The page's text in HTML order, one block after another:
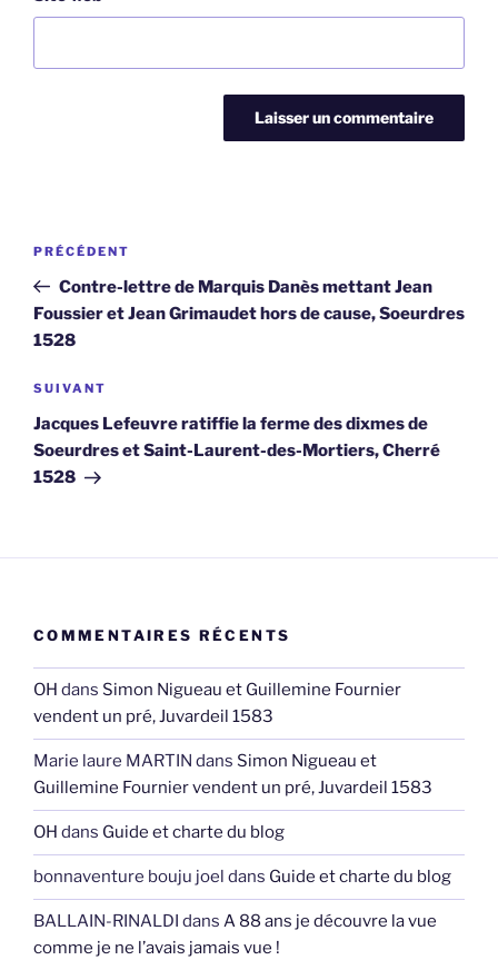
Navigation
l’article
Article
précédent
PRÉCÉDENT
Contre-lettre de Marquis Danès mettant Jean
Foussier et Jean Grimaudet hors de cause, Soeurdres
1528
Article
suivant
SUIVANT
Jacques Lefeuvre ratiffie la ferme des dixmes de
Soeurdres et Saint-Laurent-des-Mortiers, Cherré
1528
COMMENTAIRES RÉCENTS
OH dans Simon Nigueau et Guillemine Fournier
vendent un pré, Juvardeil 1583
Marie laure MARTIN dans Simon Nigueau et
Guillemine Fournier vendent un pré, Juvardeil 1583
OH dans Guide et charte du blog
bonnaventure bouju joel dans Guide et charte du blog
BALLAIN-RINALDI dans A 88 ans je découvre la vue
comme je ne l’avais jamais vue !